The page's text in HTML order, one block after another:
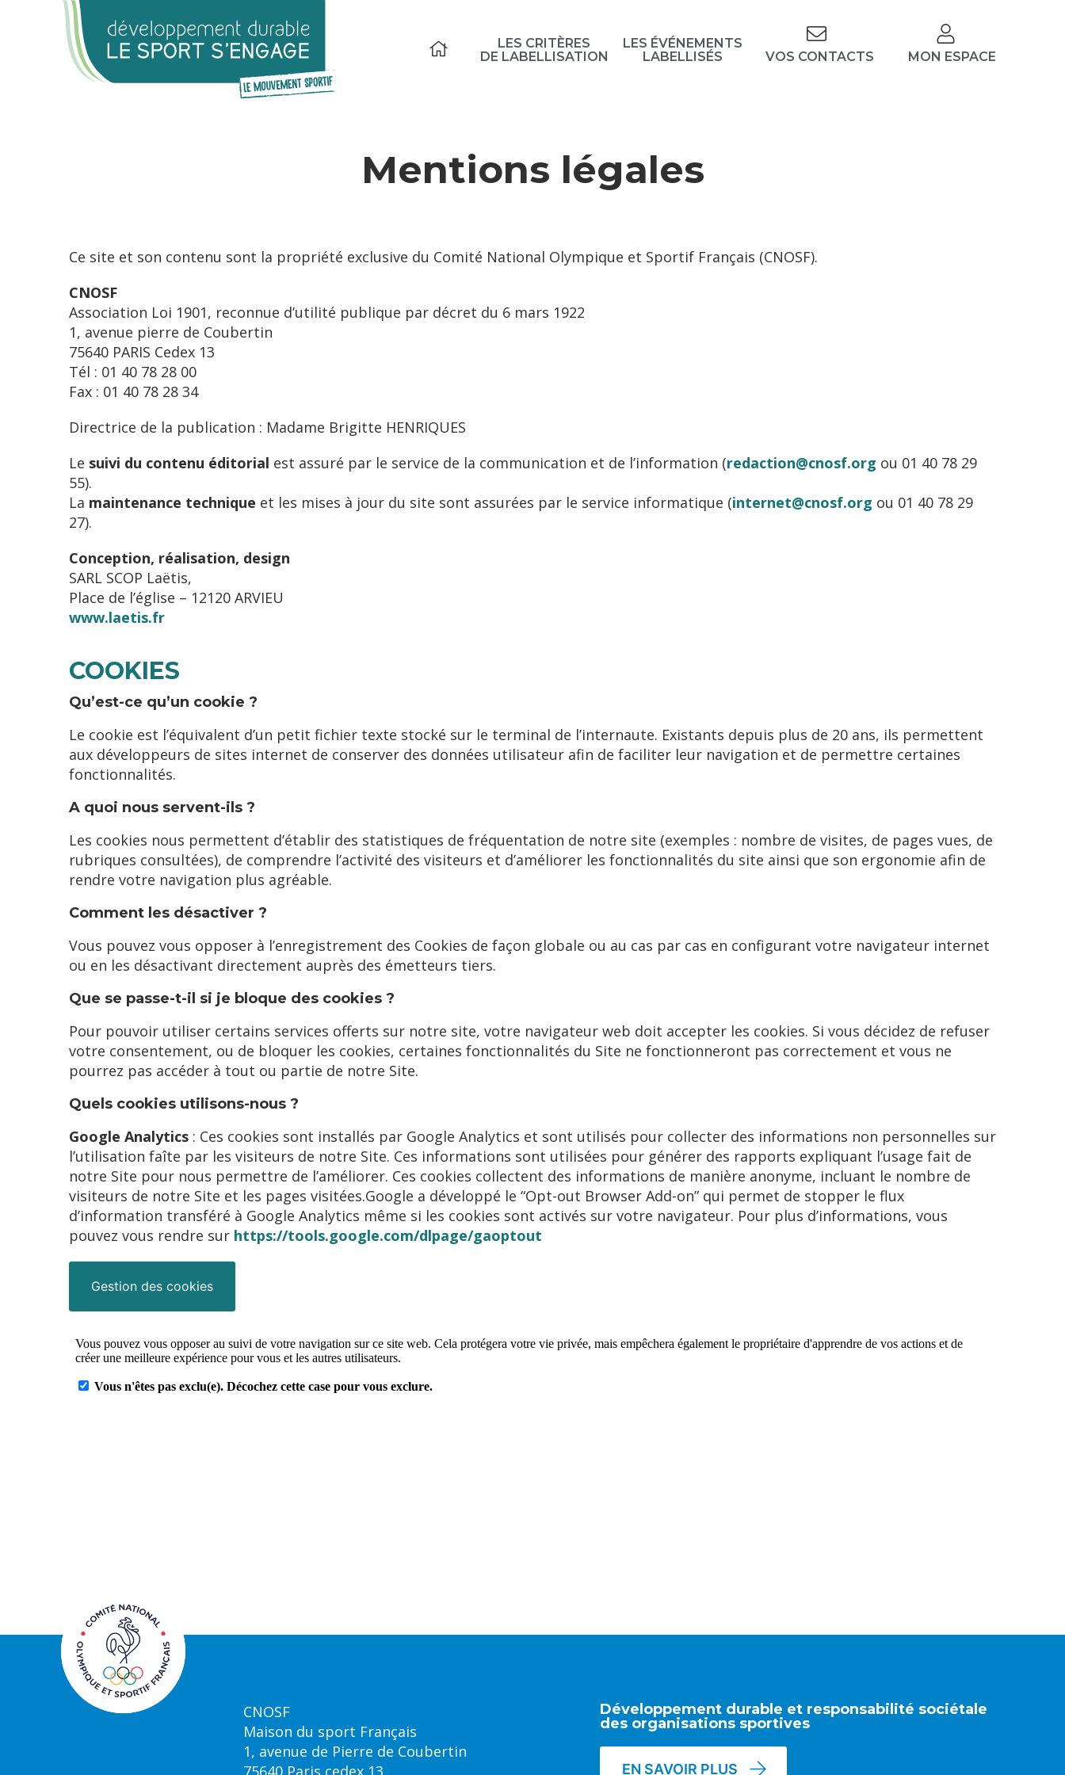
ACCUEIL
LES CRITÈRES
DE LABELLISATION
LES ÉVÉNEMENTS
LABELLISÉS
VOS CONTACTS MON ESPACE
Mentions légales
Ce site et son contenu sont la propriété exclusive du Comité National Olympique et Sportif Français (CNOSF).
CNOSF
Association Loi 1901, reconnue d’utilité publique par décret du 6 mars 1922
1, avenue pierre de Coubertin
75640 PARIS Cedex 13
Tél : 01 40 78 28 00
Fax : 01 40 78 28 34
Directrice de la publication : Madame Brigitte HENRIQUES
Le suivi du contenu éditorial est assuré par le service de la communication et de l’information (redaction@cnosf.org ou 01 40 78 29
55).
La maintenance technique et les mises à jour du site sont assurées par le service informatique (internet@cnosf.org ou 01 40 78 29
27).
Conception, réalisation, design
SARL SCOP Laëtis,
Place de l’église – 12120 ARVIEU
www.laetis.fr
COOKIES
Qu’est-ce qu’un cookie ?
Le cookie est l’équivalent d’un petit fichier texte stocké sur le terminal de l’internaute. Existants depuis plus de 20 ans, ils permettent
aux développeurs de sites internet de conserver des données utilisateur afin de faciliter leur navigation et de permettre certaines
fonctionnalités.
A quoi nous servent-ils ?
Les cookies nous permettent d’établir des statistiques de fréquentation de notre site (exemples : nombre de visites, de pages vues, de
rubriques consultées), de comprendre l’activité des visiteurs et d’améliorer les fonctionnalités du site ainsi que son ergonomie afin de
rendre votre navigation plus agréable.
Comment les désactiver ?
Vous pouvez vous opposer à l’enregistrement des Cookies de façon globale ou au cas par cas en configurant votre navigateur internet
ou en les désactivant directement auprès des émetteurs tiers.
Que se passe-t-il si je bloque des cookies ?
Pour pouvoir utiliser certains services offerts sur notre site, votre navigateur web doit accepter les cookies. Si vous décidez de refuser
votre consentement, ou de bloquer les cookies, certaines fonctionnalités du Site ne fonctionneront pas correctement et vous ne
pourrez pas accéder à tout ou partie de notre Site.
Quels cookies utilisons-nous ?
Google Analytics : Ces cookies sont installés par Google Analytics et sont utilisés pour collecter des informations non personnelles sur
l’utilisation faîte par les visiteurs de notre Site. Ces informations sont utilisées pour générer des rapports expliquant l’usage fait de
notre Site pour nous permettre de l’améliorer. Ces cookies collectent des informations de manière anonyme, incluant le nombre de
visiteurs de notre Site et les pages visitées.Google a développé le “Opt-out Browser Add-on” qui permet de stopper le flux
d’information transféré à Google Analytics même si les cookies sont activés sur votre navigateur. Pour plus d’informations, vous
pouvez vous rendre sur https://tools.google.com/dlpage/gaoptout
Gestion des cookies
CNOSF
Maison du sport Français
1, avenue de Pierre de Coubertin
75640 Paris cedex 13
Développement durable et responsabilité sociétale
des organisations sportives
EN SAVOIR PLUS
Cookies management panel